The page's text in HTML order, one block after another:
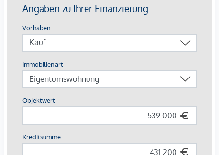
Parkett- und Feinsteinzeugböden
Holzoberflächen & Brettsperrholzdecken
Fußbodenheizung & -temperierung
Außenliegender Sonnenschutz (Raffstores, EG mit
Rollläden)
Moderne Lüftungssysteme mit Fensterspaltlüftern
von EUR 286.000,- bis EUR 1.238.000,- netto zzgl. 20% USt.